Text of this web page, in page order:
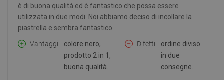
è di buona qualità ed è fantastico che possa essere
utilizzata in due modi. Noi abbiamo deciso di incollare la
piastrella e sembra fantastico.
Vantaggi
colore nero,
prodotto 2 in 1,
buona qualità.
Difetti
ordine diviso
in due
consegne.